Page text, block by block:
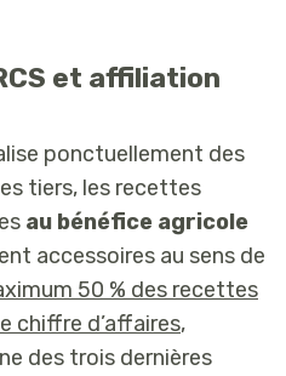
et affiliation
ponctuellement des
tiers, les recettes
au bénéfice agricole
accessoires au sens de
50 % des recettes
chiffre d’affaires,
des trois dernières